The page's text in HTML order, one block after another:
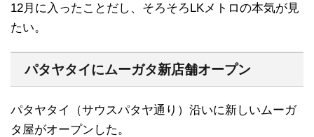
12月に入ったことだし、そろそろLKメトロの本気が見
たい。
パタヤタイにムーガタ新店舗オープン
パタヤタイ（サウスパタヤ通り）沿いに新しいムーガ
タ屋がオープンした。